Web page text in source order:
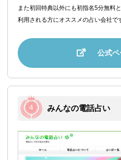
また初回特典以外にも初指名5分無料
利用される方にオススメの占い会社で
公式
みんなの電話占い